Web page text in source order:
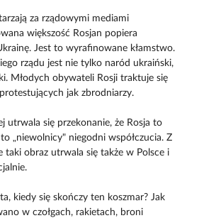
za rządowymi mediami
większość Rosjan popiera
Jest to wyrafinowane kłamstwo.
rządu jest nie tylko naród ukraiński,
Młodych obywateli Rosji traktuje się
jak zbrodniarzy.
utrwala się przekonanie, że Rosja to
„niewolnicy" niegodni współczucia. Z
taki obraz utrwala się także w Polsce i
kiedy się skończy ten koszmar? Jak
w czołgach, rakietach, broni